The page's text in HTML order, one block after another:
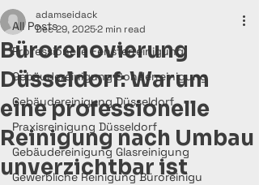
All Posts
Professionelle Fensterreinigung
Gebäudereinigung Sonderreinigung
Gebäudereinigung Düsseldorf
Praxisreinigung Düsseldorf
Gebäudereinigung Glasreinigung
Gewerbliche Reinigung Büroreinigu
Büro­renovierung
Düsseldorf: Warum
eine professionelle
Reinigung nach Umbau
unverzichtbar ist
adamseidack
Dec 29, 20252 min read